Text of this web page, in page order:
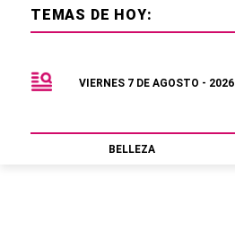
TEMAS DE HOY:
VIERNES 7 DE AGOSTO - 2026
BELLEZA